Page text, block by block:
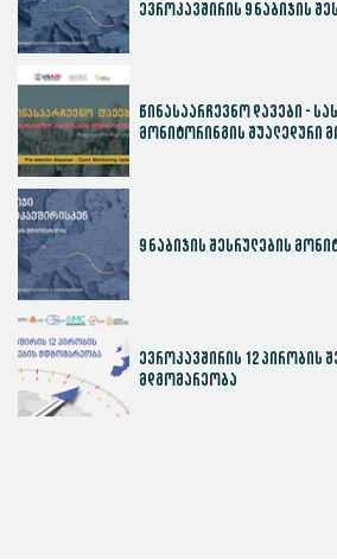
ევროკავშირის 9 ნაბიჯის
წინასაარჩევნო დავები -
მონიტორინგის შუალედური
9 ნაბიჯის შესრულების
ევროკავშირის 12 პირობის
მდგომარეობა